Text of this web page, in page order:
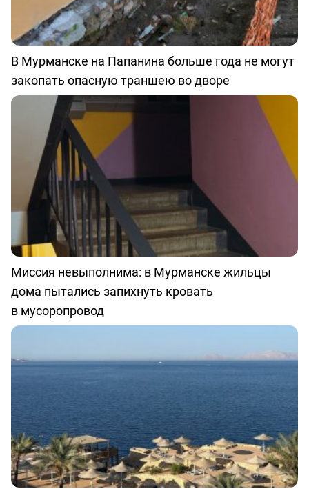
В Мурманске на Папанина больше года не могут
закопать опасную траншею во дворе
Миссия невыполнима: в Мурманске жильцы
дома пытались запихнуть кровать
в мусоропровод